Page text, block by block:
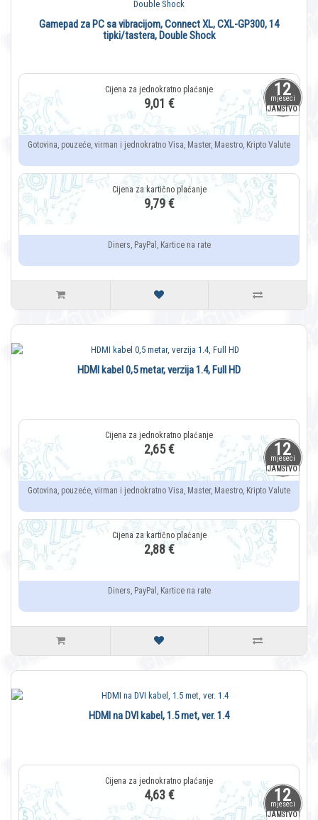
12
mjeseci
JAMSTVO
Gamepad za PC sa vibracijom, Connect XL, CXL-GP300, 14
tipki/tastera, Double Shock
9,01 €
Gotovina, pouzeće, virman i jednokratno Visa, Master, Maestro, Kripto Valute
9,79 €
Diners, PayPal, Kartice na rate
12
mjeseci
JAMSTVO
HDMI kabel 0,5 metar, verzija 1.4, Full HD
2,65 €
Gotovina, pouzeće, virman i jednokratno Visa, Master, Maestro, Kripto Valute
2,88 €
Diners, PayPal, Kartice na rate
12
mjeseci
JAMSTVO
HDMI na DVI kabel, 1.5 met, ver. 1.4
4,63 €